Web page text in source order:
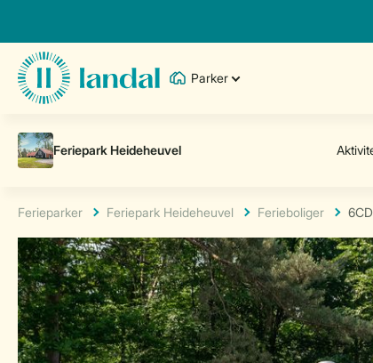
Parker
Ferieparker Feriepark Heideheuvel Ferieboliger 6CD